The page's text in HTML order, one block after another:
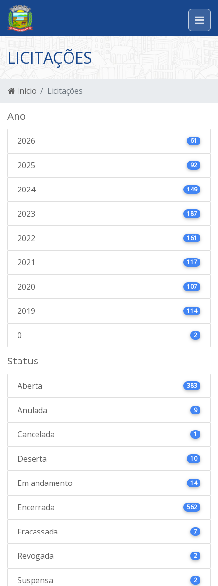
LICITAÇÕES
Início Licitações
Ano
2026 61
2025 92
2024 149
2023 187
2022 161
2021 117
2020 107
2019 114
0 2
Status
Aberta 383
Anulada 9
Cancelada 1
Deserta 10
Em andamento 14
Encerrada 562
Fracassada 7
Revogada 2
Suspensa 2